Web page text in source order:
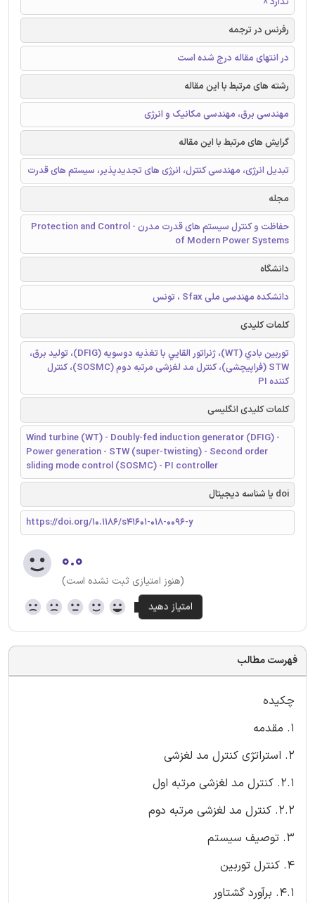
رفرنس در ترجمه
در انتهای مقاله درج شده است
رشته های مرتبط با این مقاله
مهندسی برق، مهندسی مکانیک و انرژی
گرایش های مرتبط با این مقاله
تبدیل انرژی، مهندسی کنترل، انرژی های تجدیدپذیر، سیستم های قدرت
مجله
حفاظت و کنترل سیستم های قدرت مدرن - Protection and Control
of Modern Power Systems
دانشگاه
دانشکده مهندسی ملی Sfax ، تونس
کلمات کلیدی
توربين بادي (WT)، ژنراتور القايي با تغذیه دوسویه (DFIG)، تولید برق،
STW (فراپیچشی)، کنترل مد لغزشی مرتبه دوم (SOSMC)، کنترل
کننده PI
کلمات کلیدی انگلیسی
Wind turbine (WT) - Doubly-fed induction generator (DFIG) -
Power generation - STW (super-twisting) - Second order
sliding mode control (SOSMC) - PI controller
doi یا شناسه دیجیتال
https://doi.org/10.1186/s41601-018-0096-y
۰.۰
(هنوز امتیازی ثبت نشده است)
فهرست مطالب
چکیده
1. مقدمه
2. استراتژی کنترل مد لغزشی
2.1. کنترل مد لغزشی مرتبه اول
2.2. کنترل مد لغزشی مرتبه دوم
3. توصیف سیستم
4. کنترل توربین
4.1. برآورد گشتاور